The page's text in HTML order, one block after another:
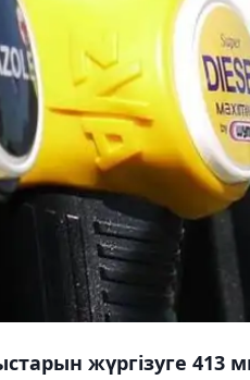
жүргізуге 413